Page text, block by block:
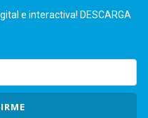
e interactiva! DESCARGA